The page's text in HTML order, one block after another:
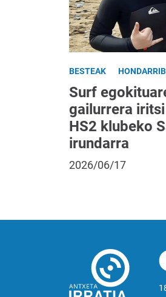
BESTEAK
Surf
gailurrera
HS2 klubeko
irundarra
2026/06/17